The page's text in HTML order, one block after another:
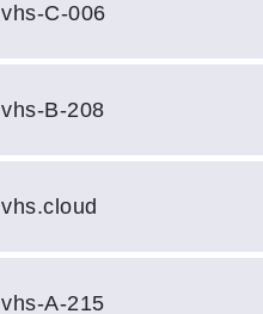
vhs-C-006
vhs-B-208
vhs.cloud
vhs-A-215